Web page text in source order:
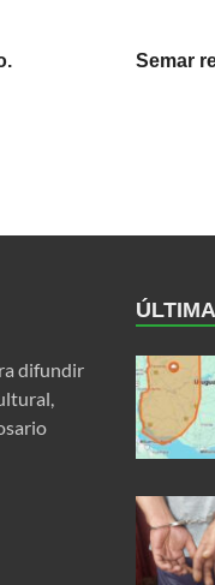
Semar
difundir